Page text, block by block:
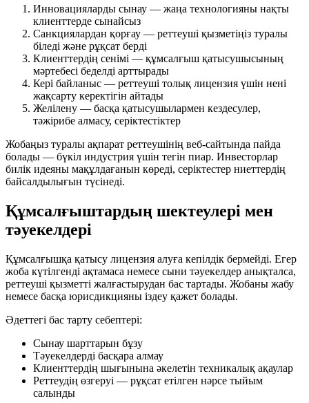
Инновацияларды сынау — жаңа технологияны нақты
клиенттерде сынайсыз
Санкциялардан қорғау — реттеуші қызметіңіз туралы
біледі және рұқсат берді
Клиенттердің сенімі — құмсалғыш қатысушысының
мәртебесі беделді арттырады
Кері байланыс — реттеуші толық лицензия үшін нені
жақсарту керектігін айтады
Желілену — басқа қатысушылармен кездесулер,
тәжірибе алмасу, серіктестіктер
Жобаңыз туралы ақпарат реттеушінің веб-сайтында пайда
болады — бүкіл индустрия үшін тегін пиар. Инвесторлар
билік идеяны мақұлдағанын көреді, серіктестер ниеттердің
байсалдылығын түсінеді.
Құмсалғыштардың шектеулері мен
тәуекелдері
Құмсалғышқа қатысу лицензия алуға кепілдік бермейді. Егер
жоба күтілгенді ақтамаса немесе сыни тәуекелдер анықталса,
реттеуші қызметті жалғастырудан бас тартады. Жобаны жабу
немесе басқа юрисдикцияны іздеу қажет болады.
Әдеттегі бас тарту себептері:
Сынау шарттарын бұзу
Тәуекелдерді басқара алмау
Клиенттердің шығынына әкелетін техникалық ақаулар
Реттеудің өзгеруі — рұқсат етілген нәрсе тыйым
салынды